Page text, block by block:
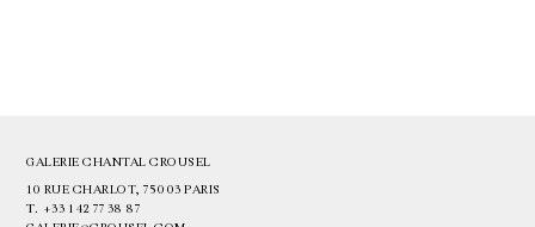
GALERIE CHANTAL CROUSEL
10 RUE CHARLOT, 75003 PARIS
T. +33 1 42 77 38 87